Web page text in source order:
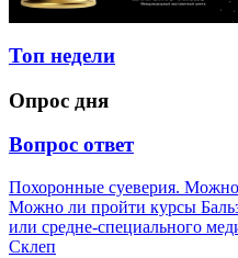
Топ недели
Опрос дня
Вопрос ответ
Похоронные суеверия.
Можно ли пройти курсы
или средне-специального
Склеп